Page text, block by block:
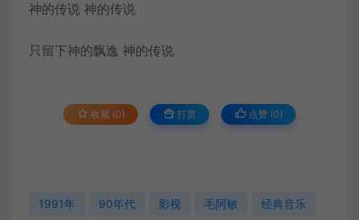
神的传说 神的传说
只留下神的飘逸 神的传说
收藏 (0) 打赏 点赞 (0)
1991年 90年代 影视 毛阿敏 经典音乐